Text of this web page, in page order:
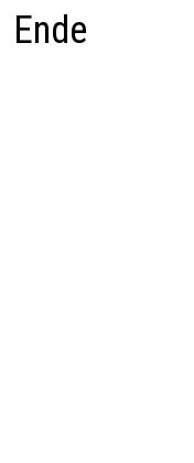
Ende